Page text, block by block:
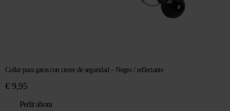
Collar para gatos con cierre de seguridad – Negro / reflectante
€9,95
Pedir ahora